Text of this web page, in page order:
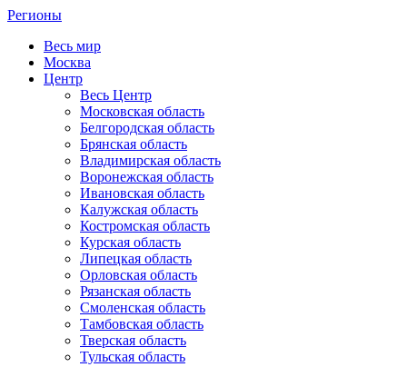
Регионы
Весь мир
Москва
Центр
Весь Центр
Московская область
Белгородская область
Брянская область
Владимирская область
Воронежская область
Ивановская область
Калужская область
Костромская область
Курская область
Липецкая область
Орловская область
Рязанская область
Смоленская область
Тамбовская область
Тверская область
Тульская область